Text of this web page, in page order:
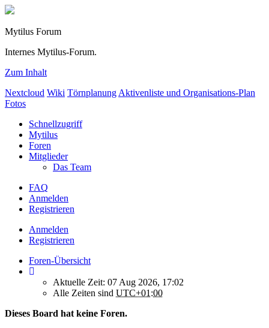
Mytilus Forum
Internes Mytilus-Forum.
Zum Inhalt
Nextcloud Wiki Törnplanung Aktivenliste und Organisations-Plan
Fotos
Schnellzugriff
Mytilus
Foren
Mitglieder
Das Team
FAQ
Anmelden
Registrieren
Anmelden
Registrieren
Foren-Übersicht
Aktuelle Zeit: 07 Aug 2026, 17:02
Alle Zeiten sind UTC+01:00
Dieses Board hat keine Foren.